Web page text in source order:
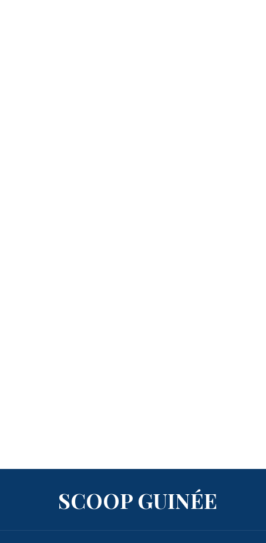
SCOOP GUINÉE